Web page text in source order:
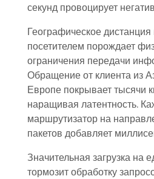
секунд провоцирует
Географическое
посетителем порождает
ограничения передачи
Обращение от клиента из
Европе покрывает тысячи
наращивая латентность.
маршрутизатор на
пакетов добавляет
Значительная загрузка на
тормозит обработку